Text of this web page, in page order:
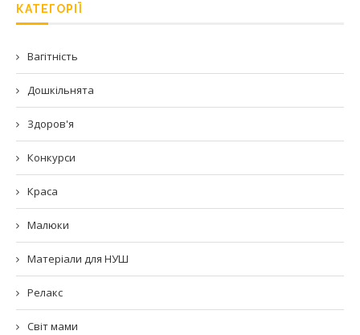
КАТЕГОРІЇ
Вагітність
Дошкільнята
Здоров'я
Конкурси
Краса
Малюки
Матеріали для НУШ
Релакс
Світ мами